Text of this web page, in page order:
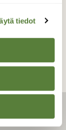
tiedot